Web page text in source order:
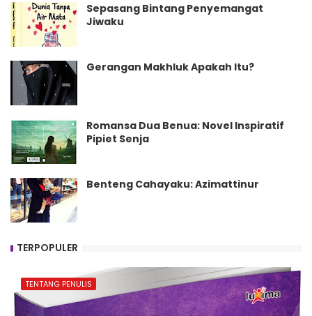
Sepasang Bintang Penyemangat
Jiwaku
Gerangan Makhluk Apakah Itu?
Romansa Dua Benua: Novel Inspiratif
Pipiet Senja
Benteng Cahayaku: Azimattinur
TERPOPULER
TENTANG PENULIS